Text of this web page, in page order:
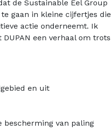
de Sustainable Eel Group
gaan in kleine cijfertjes die
actie onderneemt. Ik
een verhaal om trots
en uit
bescherming van paling